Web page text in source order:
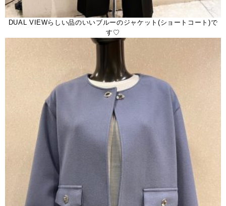
DUAL VIEWらしい品のいいブルーのジャケット(ショートコート)で
す♡